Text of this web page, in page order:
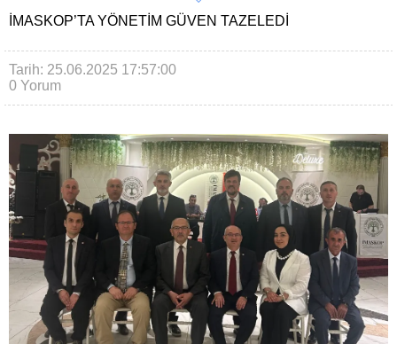
İMASKOP’TA YÖNETIM GÜVEN TAZELEDI
Tarih: 25.06.2025 17:57:00
0 Yorum